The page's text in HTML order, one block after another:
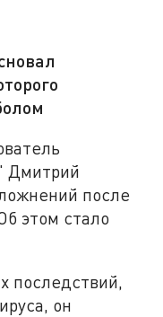
Дмитрий
после
этом стало
последствий,
он